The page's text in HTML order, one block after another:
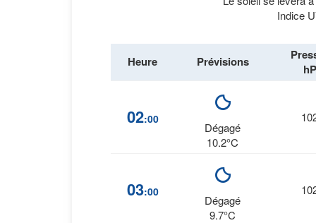
Indice
Heure Prévisions
02:00
Dégagé
10.2°C
03:00
Dégagé
9.7°C